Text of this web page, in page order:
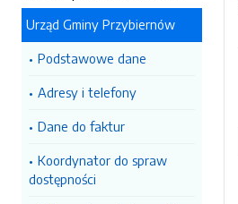
Urząd Gminy Przybiernów
Podstawowe dane
Adresy i telefony
Dane do faktur
Koordynator do spraw
dostępności